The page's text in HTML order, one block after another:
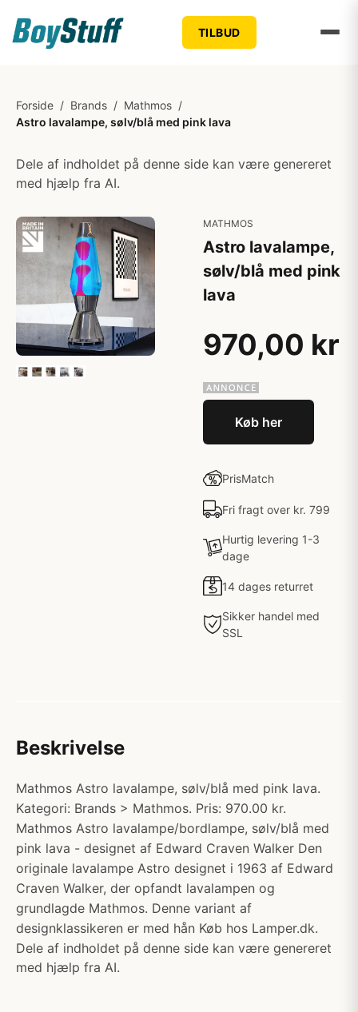
TILBUD
Forside / Brands / Mathmos /
Astro lavalampe, sølv/blå med pink lava
Dele af indholdet på denne side kan være genereret
med hjælp fra AI.
MATHMOS
Astro lavalampe,
sølv/blå med pink
lava
970,00 kr
Køb her
PrisMatch
Fri fragt over kr. 799
Hurtig levering 1-3
dage
14 dages returret
Sikker handel med
SSL
Beskrivelse
Mathmos Astro lavalampe, sølv/blå med pink lava.
Kategori: Brands > Mathmos. Pris: 970.00 kr.
Mathmos Astro lavalampe/bordlampe, sølv/blå med
pink lava - designet af Edward Craven Walker Den
originale lavalampe Astro designet i 1963 af Edward
Craven Walker, der opfandt lavalampen og
grundlagde Mathmos. Denne variant af
designklassikeren er med hån Køb hos Lamper.dk.
Dele af indholdet på denne side kan være genereret
med hjælp fra AI.